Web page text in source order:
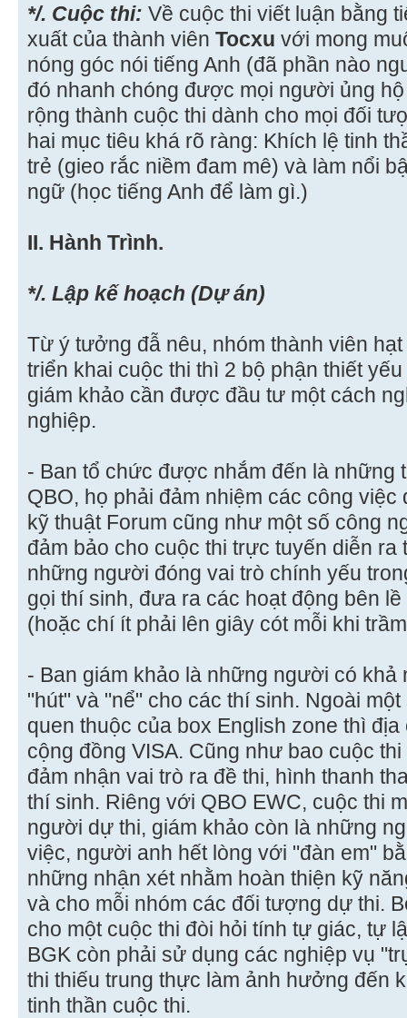
*/. Cuộc thi: Về cuộc thi viết luận bằng
xuất của thành viên Tocxu với mong
nóng góc nói tiếng Anh (đã phần nào
đó nhanh chóng được mọi người ủng
rộng thành cuộc thi dành cho mọi đối
hai mục tiêu khá rõ ràng: Khích lệ tinh
trẻ (gieo rắc niềm đam mê) và làm nổi
ngữ (học tiếng Anh để làm gì.)
II. Hành Trình.
*/. Lập kế hoạch (Dự án)
Từ ý tưởng đẫ nêu, nhóm thành viên
triển khai cuộc thi thì 2 bộ phận thiết
giám khảo cần được đầu tư một cách
nghiệp.
- Ban tổ chức được nhắm đến là những
QBO, họ phải đảm nhiệm các công
kỹ thuật Forum cũng như một số công
đảm bảo cho cuộc thi trực tuyến diễn ra
những người đóng vai trò chính yếu
gọi thí sinh, đưa ra các hoạt động bên
(hoặc chí ít phải lên giây cót mỗi khi
- Ban giám khảo là những người có khả
"hút" và "nể" cho các thí sinh. Ngoài
quen thuộc của box English zone thì
cộng đồng VISA. Cũng như bao cuộc
đảm nhận vai trò ra đề thi, hình thanh
thí sinh. Riêng với QBO EWC, cuộc thi
người dự thi, giám khảo còn là những
việc, người anh hết lòng với "đàn em"
những nhận xét nhằm hoàn thiện kỹ
và cho mỗi nhóm các đối tượng dự thi.
cho một cuộc thi đòi hỏi tính tự giác, tự
BGK còn phải sử dụng các nghiệp vụ
thi thiếu trung thực làm ảnh hưởng đến
tinh thần cuộc thi.